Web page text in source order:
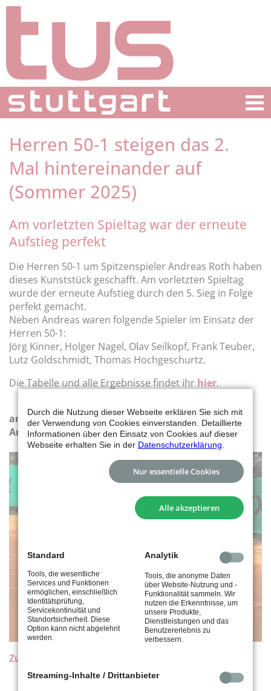
Herren 50-1 steigen das 2.
Mal hintereinander auf
(Sommer 2025)
Am vorletzten Spieltag war der erneute
Aufstieg perfekt
Die Herren 50-1 um Spitzenspieler Andreas Roth haben
dieses Kunststück geschafft. Am vorletzten Spieltag
wurde der erneute Aufstieg durch den 5. Sieg in Folge
perfekt gemacht.
Neben Andreas waren folgende Spieler im Einsatz der
Herren 50-1:
Jörg Kinner, Holger Nagel, Olav Seilkopf, Frank Teuber,
Lutz Goldschmidt, Thomas Hochgeschurtz.
Die Tabelle und alle Ergebnisse findet ihrhier.
am vorletzten Spieltag spielten (v.l.): Jörg, Holger,
Andreas und Frank:
Zurück
Durch die Nutzung dieser Webseite erklären Sie sich mit
der Verwendung von Cookies einverstanden. Detaillierte
Informationen über den Einsatz von Cookies auf dieser
Webseite erhalten Sie in der Datenschutzerklärung
Nur essentielle Cookies
Alle akzeptieren
Standard
Tools, die wesentliche
Services und Funktionen
ermöglichen, einschließlich
Identitätsprüfung,
Servicekontinuität und
Standortsicherheit. Diese
Option kann nicht abgelehnt
werden.
Analytik
Tools, die anonyme Daten
über Website-Nutzung und -
Funktionalität sammeln. Wir
nutzen die Erkenntnisse, um
unsere Produkte,
Dienstleistungen und das
Benutzererlebnis zu
verbessern.
Streaming-Inhalte / Drittanbieter